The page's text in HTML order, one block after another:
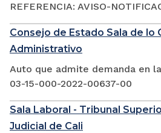
REFERENCIA: AVISO-
Consejo de Estado Sala de lo
Administrativo
Auto que admite demanda en
03-15-000-2022-00637-00
Sala Laboral - Tribunal
Judicial de Cali